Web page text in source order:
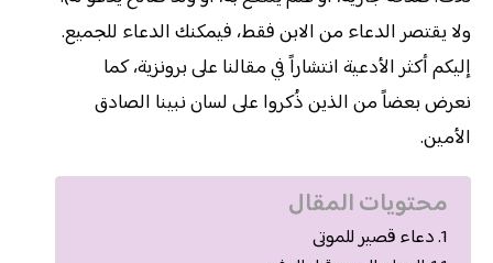
ولا يقتصر الدعاء من الابن فقط، فيمكنك الدعاء للجميع.
إليكم أكثر الأدعية انتشاراً في مقالنا على برونزية، كما
نعرض بعضاً من الذين ذُكروا على لسان نبينا الصادق
الأمين.
محتويات المقال
دعاء قصير للموتى